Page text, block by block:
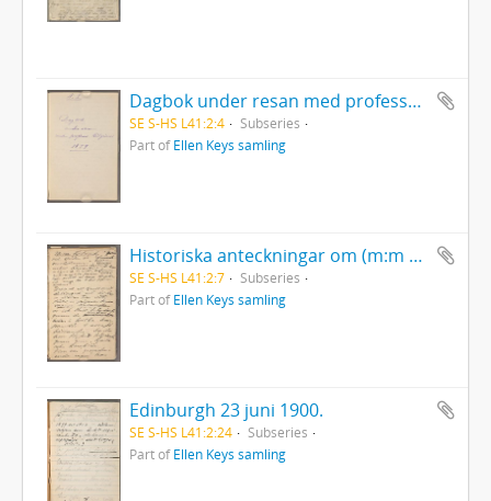
Dagbok under resan med professor Retzius 1879, 2.
SE S-HS L41:2:4
Subseries
Part ofEllen Keys samling
Historiska anteckningar om (m:m Roland), (i Amerika), 1890. [Pärmens insida: 15/1 1890, 1884 överstruket].
SE S-HS L41:2:7
Subseries
Part ofEllen Keys samling
Edinburgh 23 juni 1900.
SE S-HS L41:2:24
Subseries
Part ofEllen Keys samling